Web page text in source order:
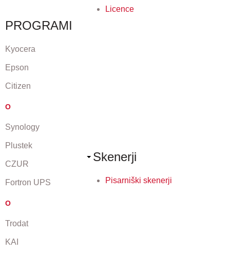
Licence
Skenerji
Pisarniški skenerji
PROGRAMI
Kyocera
Epson
Citizen
O
Synology
Plustek
CZUR
Fortron UPS
O
Trodat
KAI